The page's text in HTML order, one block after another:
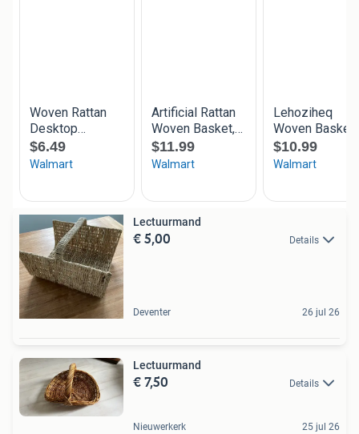
Lectuurmand
€ 5,00 Details
Deventer 26 jul 26
Lectuurmand
€ 7,50 Details
Nieuwerkerk 25 jul 26